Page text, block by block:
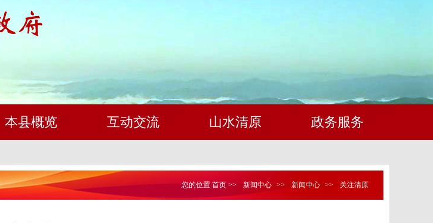
本县概览 互动交流 山水清原 政务服务
您的位置:首页 >> 新闻中心 >> 新闻中心 >> 关注清原